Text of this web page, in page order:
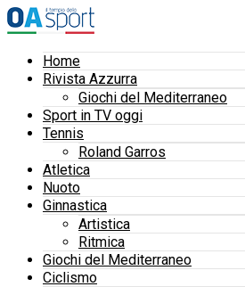
Home
Rivista Azzurra
Giochi del Mediterraneo
Sport in TV oggi
Tennis
Roland Garros
Atletica
Nuoto
Ginnastica
Artistica
Ritmica
Giochi del Mediterraneo
Ciclismo